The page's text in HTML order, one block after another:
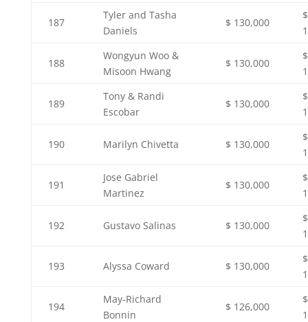
187
Tyler and Tasha
Daniels
$ 130,000
$
188
Wongyun Woo &
Misoon Hwang
$ 130,000
$
189
Tony & Randi
Escobar
$ 130,000
$
190 Marilyn Chivetta $ 130,000
$
191
Jose Gabriel
Martinez
$ 130,000
$
192 Gustavo Salinas $ 130,000
$
193 Alyssa Coward $ 130,000
$
194
May-Richard
Bonnin
$ 126,000
$